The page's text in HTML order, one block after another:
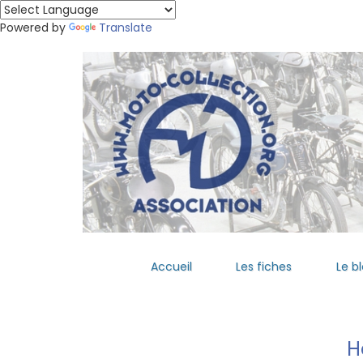
Powered by Translate
Accueil Les fiches Le